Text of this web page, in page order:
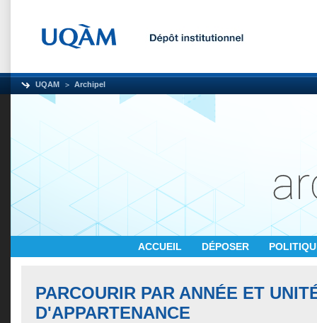
UQAM Archipel
ACCUEIL DÉPOSER
PARCOURIR PAR ANNÉE ET
D'APPARTENANCE